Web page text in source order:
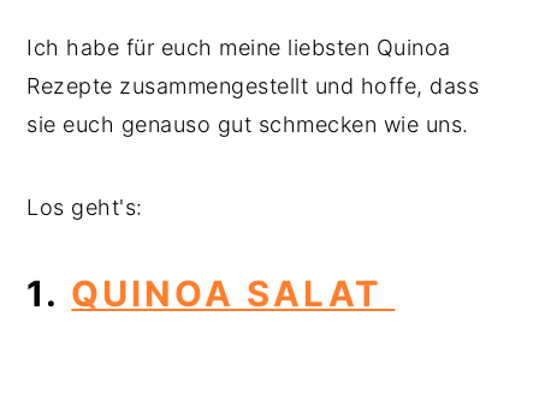
Ich habe für euch meine liebsten Quinoa
Rezepte zusammengestellt und hoffe, dass
sie euch genauso gut schmecken wie uns.
Los geht's:
1. QUINOA SALAT